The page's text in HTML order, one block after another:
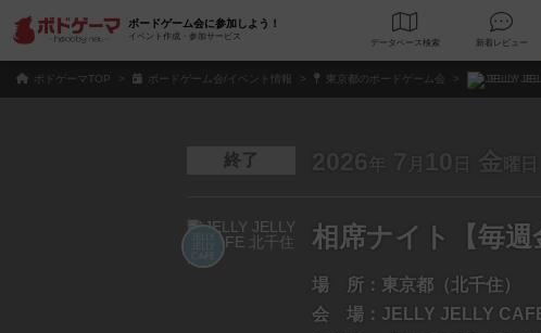
ボードゲーム会に参加しよう！
イベント作成・参加サービス
データベース 検索
ボドゲーマTOP ボードゲーム会/イベント情報 東京都のボードゲーム会 JELLY
終了 2026 年 7 月 10 日 金 曜日
相席ナイト【毎週
場 所： 東京都（北千住）
会 場： JELLY JELLY